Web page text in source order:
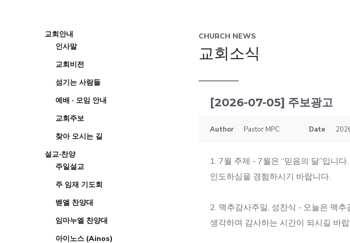
CHURCH NEWS
교회소식
[2026-07-05] 주보광고
Author Pastor MPC Date
1. 7월 주제 - 7월은 “믿음의 달”입니
인도하심을 경험하시기 바랍니다.
2. 맥추감사주일, 성찬식 - 오늘은 맥
생각하며 감사하는 시간이 되시길 바
교회안내
인사말
교회비전
섬기는 사람들
예배 · 모임 안내
교회주보
찾아 오시는 길
설교·찬양
주일설교
주 임재 기도회
벧엘 찬양대
임마누엘 찬양대
아이노스 (Ainos)